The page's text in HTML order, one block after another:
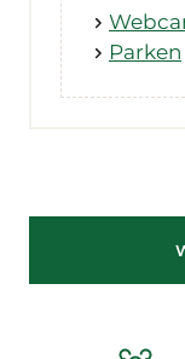
Parken